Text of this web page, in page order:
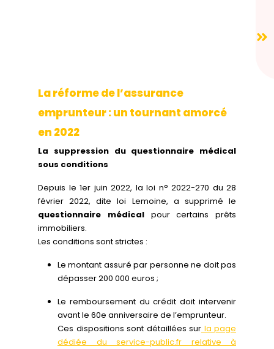
La réforme de l’assurance
emprunteur : un tournant amorcé
en 2022
La suppression du questionnaire médical
sous conditions
Depuis le 1er juin 2022, la loi n° 2022-270 du 28
février 2022, dite loi Lemoine, a supprimé le
questionnaire médicalpour certains prêts
immobiliers.
Les conditions sont strictes :
Le montant assuré par personne ne doit pas
dépasser 200 000 euros ;
Le remboursement du crédit doit intervenir
avant le 60e anniversaire de l’emprunteur.
Ces dispositions sont détaillées sur la page
dédiée du service-public.fr relative à